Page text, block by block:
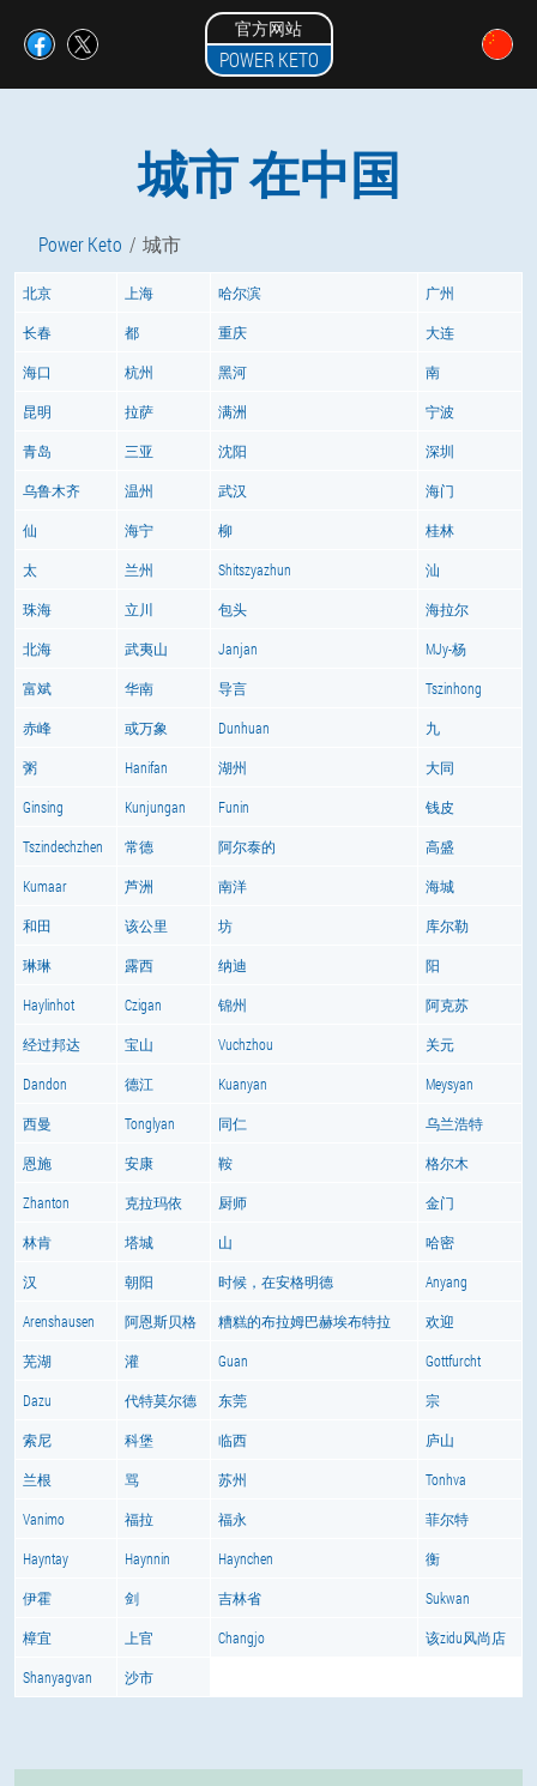
官方网站
POWER KETO
城市 在中国
Power Keto 城市
北京 上海 哈尔滨 广州
长春 都 重庆 大连
海口 杭州 黑河 南
昆明 拉萨 满洲 宁波
青岛 三亚 沈阳 深圳
乌鲁木齐 温州 武汉 海门
仙 海宁 柳 桂林
太 兰州 Shitszyazhun 汕
珠海 立川 包头 海拉尔
北海 武夷山 Janjan MJy-杨
富斌 华南 导言 Tszinhong
赤峰 或万象 Dunhuan 九
粥 Hanifan 湖州 大同
Ginsing Kunjungan Funin 钱皮
Tszindechzhen 常德 阿尔泰的 高盛
Kumaar 芦洲 南洋 海城
和田 该公里 坊 库尔勒
琳琳 露西 纳迪 阳
Haylinhot Czigan 锦州 阿克苏
经过邦达 宝山 Vuchzhou 关元
Dandon 德江 Kuanyan Meysyan
西曼 Tonglyan 同仁 乌兰浩特
恩施 安康 鞍 格尔木
Zhanton 克拉玛依 厨师 金门
林肯 塔城 山 哈密
汉 朝阳 时候，在安格明德 Anyang
Arenshausen 阿恩斯贝格 糟糕的布拉姆巴赫埃布特拉 欢迎
芜湖 灌 Guan Gottfurcht
Dazu 代特莫尔德 东莞 宗
索尼 科堡 临西 庐山
兰根 骂 苏州 Tonhva
Vanimo 福拉 福永 菲尔特
Hayntay Haynnin Haynchen 衡
伊霍 剑 吉林省 Sukwan
樟宜 上官 Changjo 该zidu风尚店
Shanyagvan 沙市